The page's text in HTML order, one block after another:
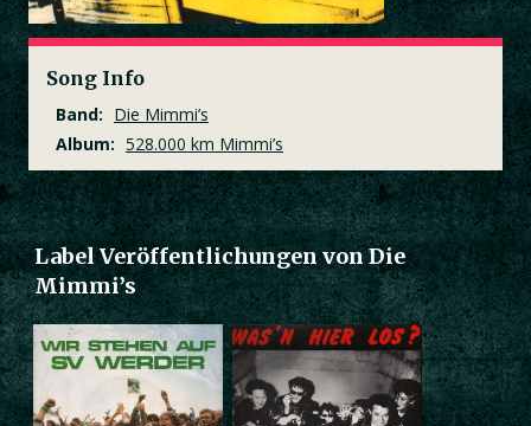
Song Info
Band: Die Mimmi’s
Album: 528.000 km Mimmi’s
Label Veröffentlichungen von Die
Mimmi’s